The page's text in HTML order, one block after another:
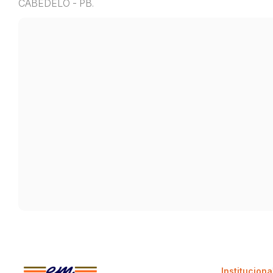
CABEDELO - PB.